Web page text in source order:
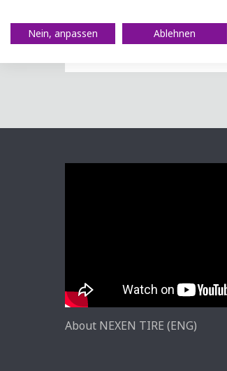
About NEXEN TIRE (ENG)
Nein, anpassen Ablehnen